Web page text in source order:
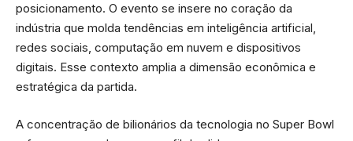
posicionamento. O evento se insere no coração da
indústria que molda tendências em inteligência artificial,
redes sociais, computação em nuvem e dispositivos
digitais. Esse contexto amplia a dimensão econômica e
estratégica da partida.
A concentração de bilionários da tecnologia no Super Bowl